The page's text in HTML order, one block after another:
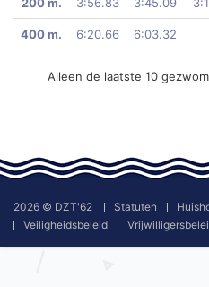
400 m. 6:20.66 6:03.32
Alleen de laatste 10
2026 © DZT'62 Statuten
Veiligheidsbeleid